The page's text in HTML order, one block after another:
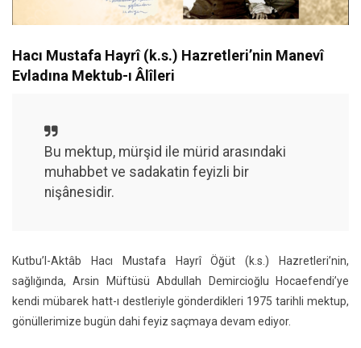
Hacı Mustafa Hayrî (k.s.) Hazretleri’nin Manevî
Evladına Mektub-ı Âlîleri
Bu mektup, mürşid ile mürid arasındaki
muhabbet ve sadakatin feyizli bir
nişânesidir.
Kutbu’l-Aktâb Hacı Mustafa Hayrî Öğüt (k.s.) Hazretleri’nin,
sağlığında, Arsin Müftüsü Abdullah Demircioğlu Hocaefendi’ye
kendi mübarek hatt-ı destleriyle gönderdikleri 1975 tarihli mektup,
gönüllerimize bugün dahi feyiz saçmaya devam ediyor.